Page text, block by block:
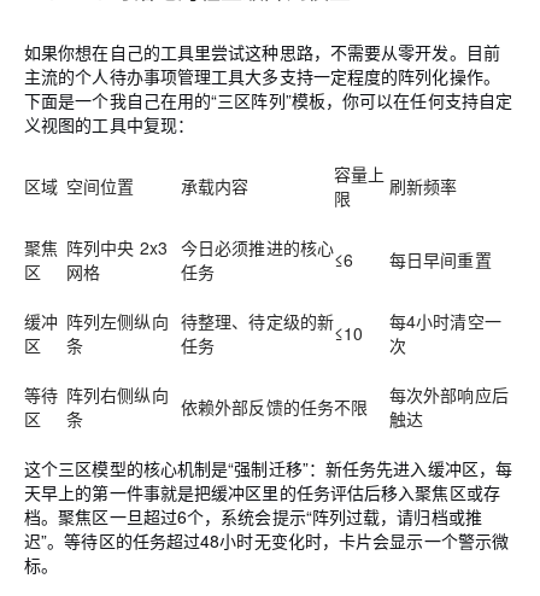
如果你想在自己的工具里尝试这种思路，不需要从零开发。目前
主流的个人待办事项管理工具大多支持一定程度的阵列化操作。
下面是一个我自己在用的“三区阵列”模板，你可以在任何支持自定
义视图的工具中复现：
区域 空间位置 承载内容
容量上
限
刷新频率
聚焦
区
阵列中央 2x3
网格
今日必须推进的核心
任务
≤6 每日早间重置
缓冲
区
阵列左侧纵向
条
待整理、待定级的新
任务
≤10
每4小时清空一
次
等待
区
阵列右侧纵向
条
依赖外部反馈的任务不限
每次外部响应后
触达
这个三区模型的核心机制是“强制迁移”：新任务先进入缓冲区，每
天早上的第一件事就是把缓冲区里的任务评估后移入聚焦区或存
档。聚焦区一旦超过6个，系统会提示“阵列过载，请归档或推
迟”。等待区的任务超过48小时无变化时，卡片会显示一个警示微
标。